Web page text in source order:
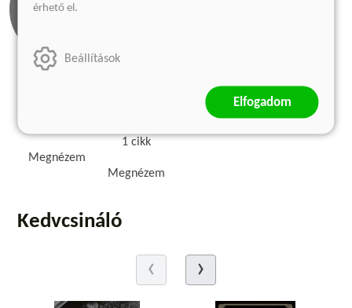
Megnézem
1 cikk
Megnézem
Kedvcsináló
érhető el.
Beállítások
Elfogadom